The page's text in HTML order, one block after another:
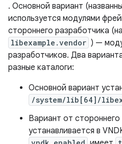
. Основной вариант
используется модулями
стороннего разработчика
libexample.vendor ) —
разработчиков. Два
разные каталоги:
Основной вариант
/system/lib[64]/
Вариант от
устанавливается в